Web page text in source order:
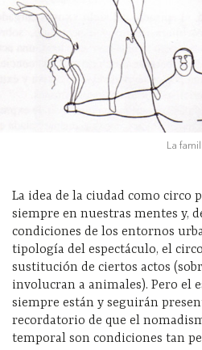
La
La idea de la ciudad como circo
siempre en nuestras mentes y,
condiciones de los entornos
tipología del espectáculo, el
sustitución de ciertos actos
involucran a animales). Pero el
siempre están y seguirán
recordatorio de que el
temporal son condiciones tan